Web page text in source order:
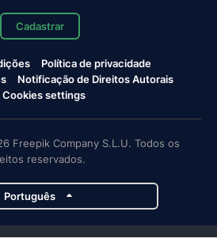
Cadastrar
Política de privacidade
Notificação de Direitos Autorais
Cookies settings
Freepik Company S.L.U. Todos os
reservados.
Português